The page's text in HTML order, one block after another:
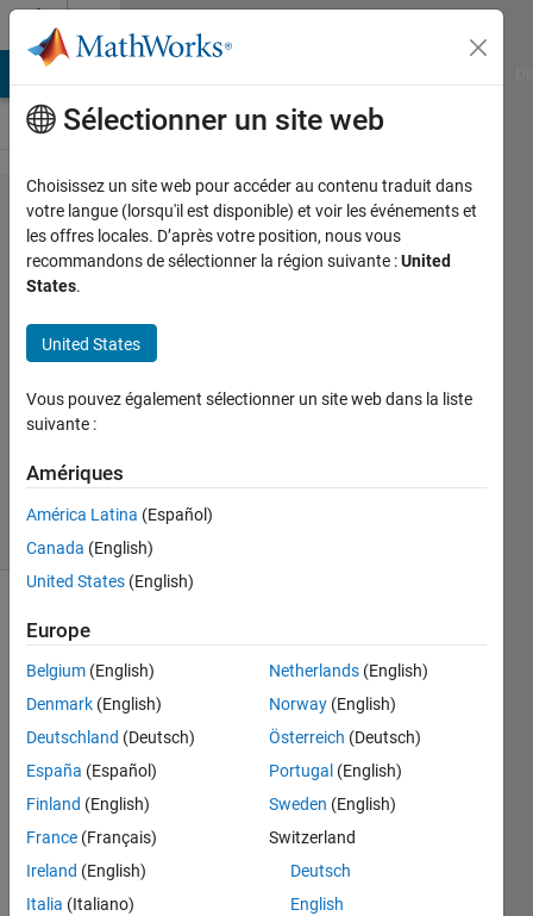
Passer au contenu
Problem
44296.
String
Delimination
and
Outputting
65
solvers
2 likes
problem,
take an
incoming
and
deliminate
the
based
on
Sélectionner un site web
Choisissez un site web pour accéder au contenu traduit dans
votre langue (lorsqu'il est disponible) et voir les événements et
les offres locales. D’après votre position, nous vous
recommandons de sélectionner la région suivante :United
States.
United States
Vous pouvez également sélectionner un site web dans la liste
suivante :
Amériques
América Latina (Español)
Canada (English)
United States (English)
Europe
Belgium (English)
Denmark (English)
Deutschland (Deutsch)
España (Español)
Finland (English)
France (Français)
Ireland (English)
Italia (Italiano)
Netherlands (English)
Norway (English)
Österreich (Deutsch)
Portugal (English)
Sweden (English)
Switzerland
Deutsch
English